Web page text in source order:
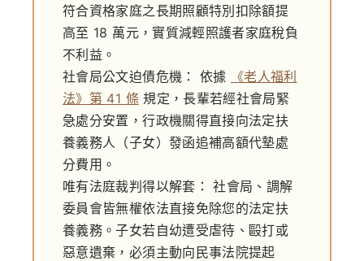
符合資格家庭之長期照顧特別扣除額提
高至 18 萬元，實質減輕照護者家庭稅負
不利益。
社會局公文迫債危機：
依據
《老人福利
法》第 41 條 規定，長輩若經社會局緊
急處分安置，行政機關得直接向法定扶
養義務人（子女）發函追補高額代墊處
分費用。
唯有法庭裁判得以解套： 社會局、調解
委員會皆無權依法直接免除您的法定扶
養義務。子女若自幼遭受虐待、毆打或
惡意遺棄，必須主動向民事法院提起